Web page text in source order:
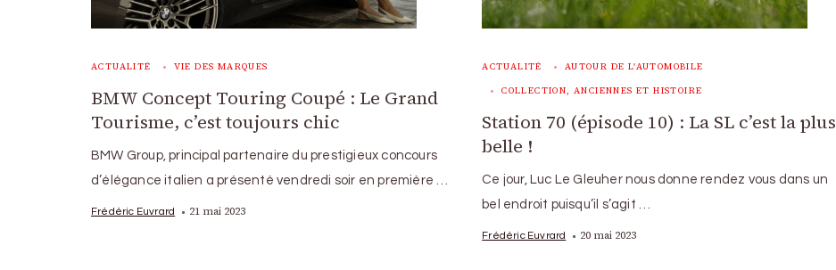
ACTUALITÉ VIE DES MARQUES
BMW Concept Touring Coupé : Le Grand
Tourisme, c’est toujours chic
BMW Group, principal partenaire du prestigieux concours
d’élégance italien a présenté vendredi soir en première …
Frédéric Euvrard 21 mai 2023
ACTUALITÉ AUTOUR DE L'AUTOMOBILE
COLLECTION, ANCIENNES ET HISTOIRE
Station 70 (épisode 10) : La SL c’est la plus
belle !
Ce jour, Luc Le Gleuher nous donne rendez vous dans un
bel endroit puisqu’il s’agit …
Frédéric Euvrard 20 mai 2023